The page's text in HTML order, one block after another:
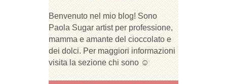
Benvenuto nel mio blog! Sono
Paola Sugar artist per professione,
mamma e amante del cioccolato e
dei dolci. Per maggiori informazioni
visita la sezione chi sono ☺